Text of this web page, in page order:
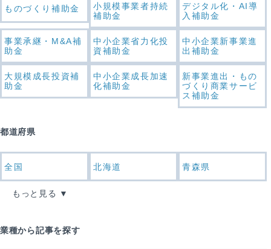
ものづくり補助金
小規模事業者持続
補助金
デジタル化・AI導
入補助金
事業承継・M&A補
助金
中小企業省力化投
資補助金
中小企業新事業進
出補助金
大規模成長投資補
助金
中小企業成長加速
化補助金
新事業進出・もの
づくり商業サービ
ス補助金
都道府県
全国 北海道 青森県
もっと見る
業種から記事を探す